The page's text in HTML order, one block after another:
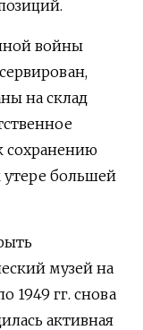
войны
на склад
сохранению
утере большей
музей на
1949 гг. снова
активная